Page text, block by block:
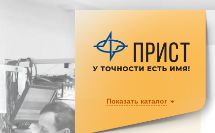
Показать каталог